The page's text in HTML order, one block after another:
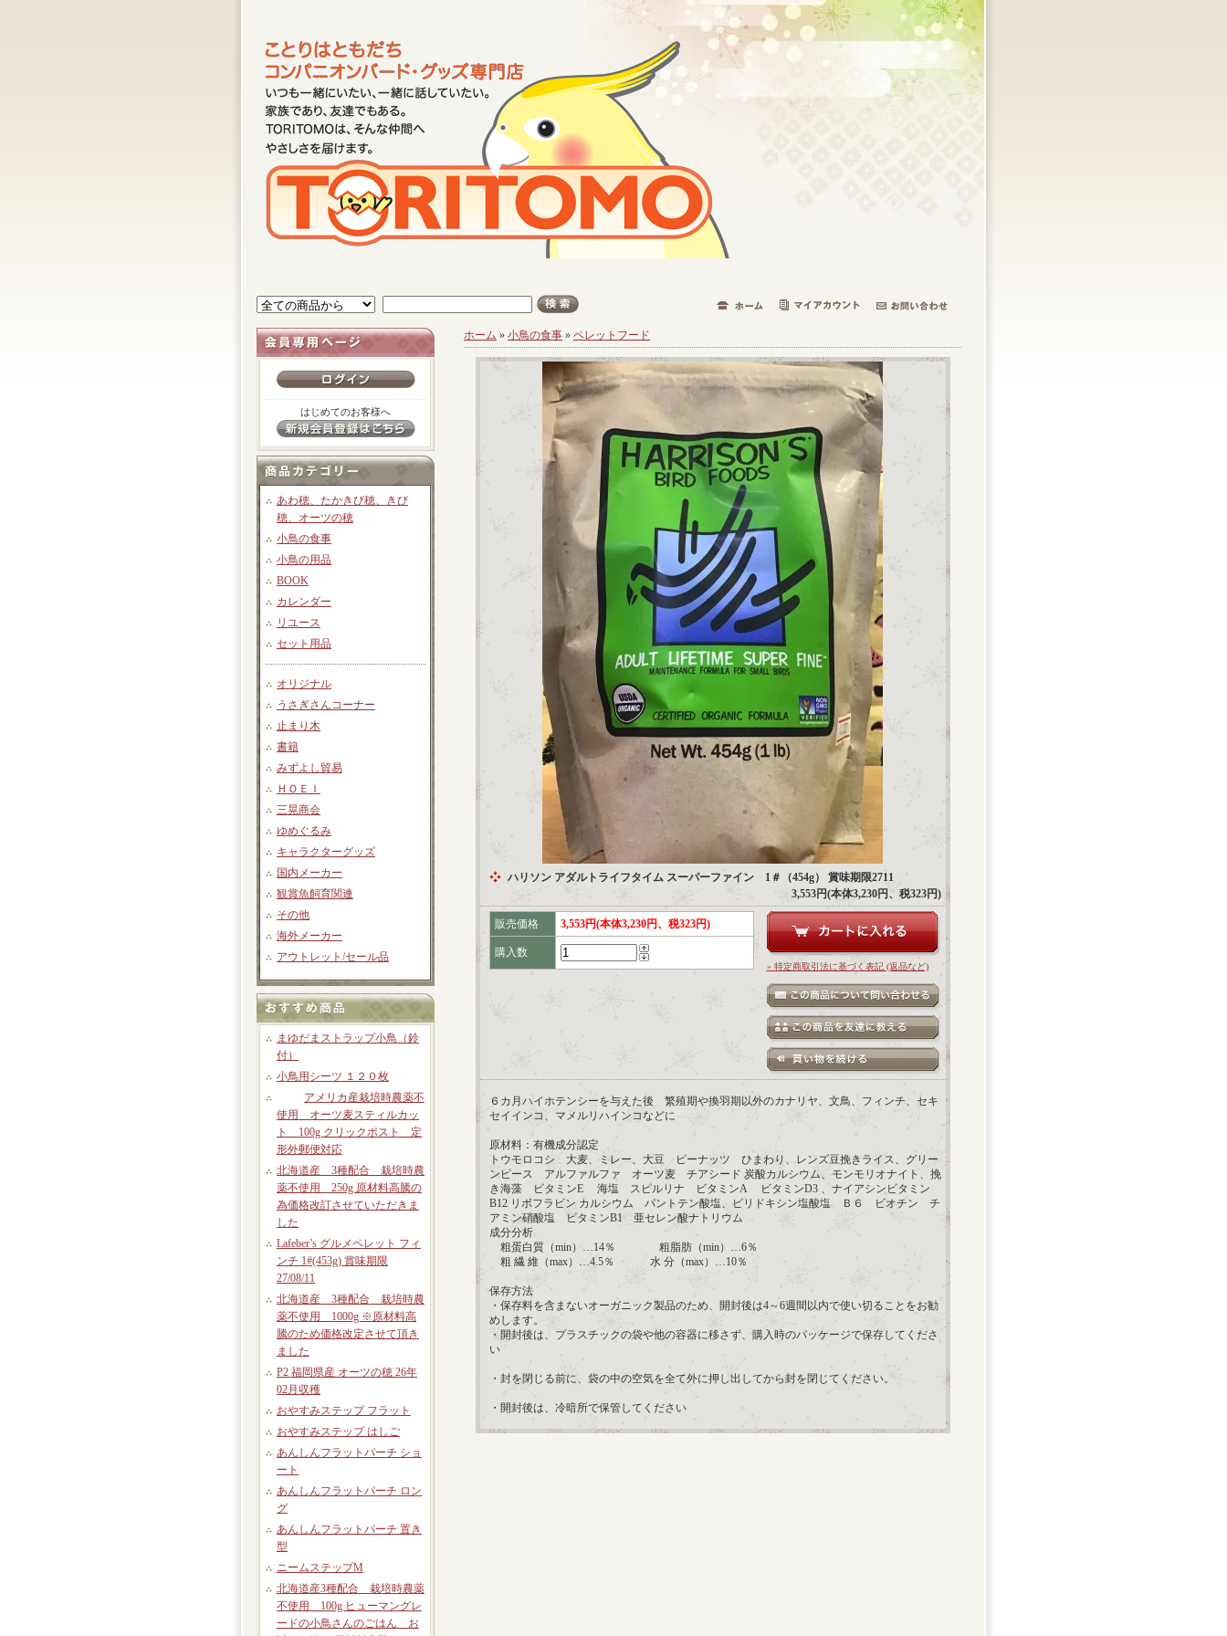
はじめてのお客様へ
あわ穂、たかきび穂、きび
穂、オーツの穂
小鳥の食事
小鳥の用品
BOOK
カレンダー
リユース
セット用品
オリジナル
うさぎさんコーナー
止まり木
書籍
みずよし貿易
ＨＯＥＩ
三晃商会
ゆめぐるみ
キャラクターグッズ
国内メーカー
観賞魚飼育関連
その他
海外メーカー
アウトレット/セール品
まゆだまストラップ小鳥（鈴
付）
小鳥用シーツ １２０枚
アメリカ産栽培時農薬不
使用 オーツ麦スティルカッ
ト 100g クリックポスト 定
形外郵便対応
北海道産 3種配合 栽培時農
薬不使用 250g 原材料高騰の
為価格改訂させていただきま
した
Lafeber’s グルメペレット フィ
ンチ 1#(453g) 賞味期限
27/08/11
北海道産 3種配合 栽培時農
薬不使用 1000g ※原材料高
騰のため価格改定させて頂き
ました
P2 福岡県産 オーツの穂 26年
02月収穫
おやすみステップ フラット
おやすみステップ はしご
あんしんフラットパーチ ショ
ート
あんしんフラットパーチ ロン
グ
あんしんフラットパーチ 置き
型
ニームステップM
北海道産3種配合 栽培時農薬
不使用 100g ヒューマングレ
ードの小鳥さんのごはん お
ホーム » 小鳥の食事 » ペレットフード
ハリソン アダルトライフタイム スーパーファイン 1＃（454g） 賞味期限2711
3,553円(本体3,230円、税323円)
販売価格 3,553円(本体3,230円、税323円)
購入数
» 特定商取引法に基づく表記 (返品など)
６カ月ハイホテンシーを与えた後 繁殖期や換羽期以外のカナリヤ、文鳥、フィンチ、セキ
セイインコ、マメルリハインコなどに
原材料：有機成分認定
トウモロコシ 大麦、ミレー、大豆 ピーナッツ ひまわり、レンズ豆挽きライス、グリー
ンピース アルファルファ オーツ麦 チアシード 炭酸カルシウム、モンモリオナイト、挽
き海藻 ビタミンE 海塩 スピルリナ ビタミンA ビタミンD3 、ナイアシンビタミン
B12 リボフラビン カルシウム パントテン酸塩、ピリドキシン塩酸塩 Ｂ６ ビオチン チ
アミン硝酸塩 ビタミンB1 亜セレン酸ナトリウム
成分分析
粗蛋白質（min）…14％ 粗脂肪（min）…6％
粗 繊 維（max）…4.5％ 水 分（max）…10％
保存方法
・保存料を含まないオーガニック製品のため、開封後は4～6週間以内で使い切ることをお勧
めします。
・開封後は、プラスチックの袋や他の容器に移さず、購入時のパッケージで保存してくださ
い
・封を閉じる前に、袋の中の空気を全て外に押し出してから封を閉じてください。
・開封後は、冷暗所で保管してください